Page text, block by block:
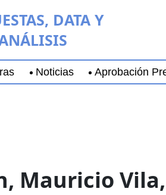
DATA Y
Noticias Aprobación
Mauricio